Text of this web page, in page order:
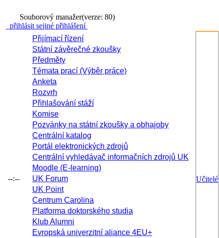
Souborový manažer(verze: 80)
přihlásit sejiné přihlášení
--:--
Přijímací řízení
Státní závěrečné zkoušky
Předměty
Témata prací (Výběr práce)
Anketa
Rozvrh
Přihlašování stáží
Komise
Pozvánky na státní zkoušky a obhajoby
Centrální katalog
Portál elektronických zdrojů
Centrální vyhledávač informačních zdrojů UK
Moodle (E-learning)
UK Forum
UK Point
Centrum Carolina
Platforma doktorského studia
Klub Alumni
Evropská univerzitní aliance 4EU+
Učitelé